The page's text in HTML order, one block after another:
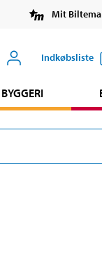
Mit Biltema
Indkøbsliste
BYGGERI